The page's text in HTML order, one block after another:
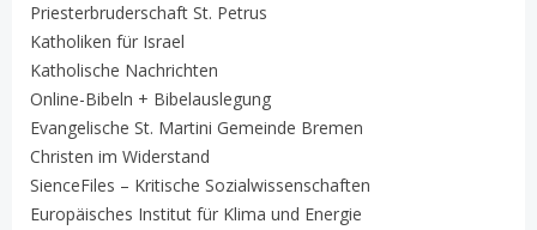
Priesterbruderschaft St. Petrus
Katholiken für Israel
Katholische Nachrichten
Online-Bibeln + Bibelauslegung
Evangelische St. Martini Gemeinde Bremen
Christen im Widerstand
SienceFiles – Kritische Sozialwissenschaften
Europäisches Institut für Klima und Energie